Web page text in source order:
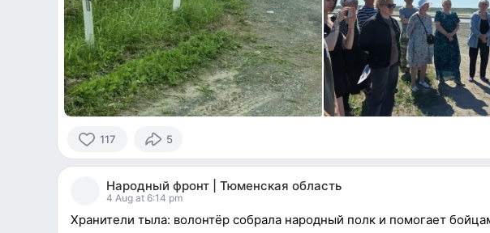
117
117
reacted
5
Народный фронт | Тюменская область
4 Aug at 6:14 pm
Хранители тыла: волонтёр собрала народный полк и помогает